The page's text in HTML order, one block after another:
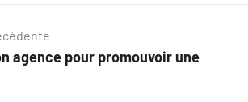
agence pour promouvoir une